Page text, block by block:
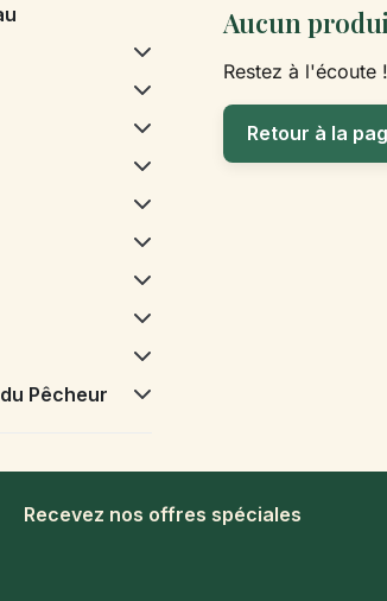
Pêcheur
Aucun
Restez à l'écoute
Retour à la
Recevez nos offres spéciales